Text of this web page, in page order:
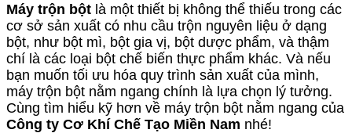
Máy trộn bột là một thiết bị không thể thiếu trong các
cơ sở sản xuất có nhu cầu trộn nguyên liệu ở dạng
bột, như bột mì, bột gia vị, bột dược phẩm, và thậm
chí là các loại bột chế biến thực phẩm khác. Và nếu
bạn muốn tối ưu hóa quy trình sản xuất của mình,
máy trộn bột nằm ngang chính là lựa chọn lý tưởng.
Cùng tìm hiểu kỹ hơn về máy trộn bột nằm ngang của
Công ty Cơ Khí Chế Tạo Miền Nam nhé!